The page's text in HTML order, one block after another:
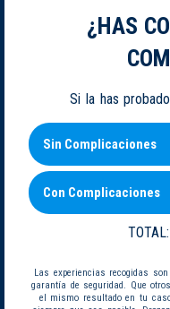
¿HAS
Si la has
Sin Complicaciones
Con Complicaciones
TOTAL:
Las experiencias recogidas
garantía de seguridad. Que
el mismo resultado en tu